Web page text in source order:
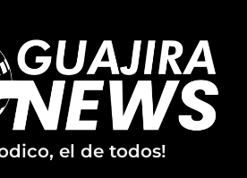
el de todos!